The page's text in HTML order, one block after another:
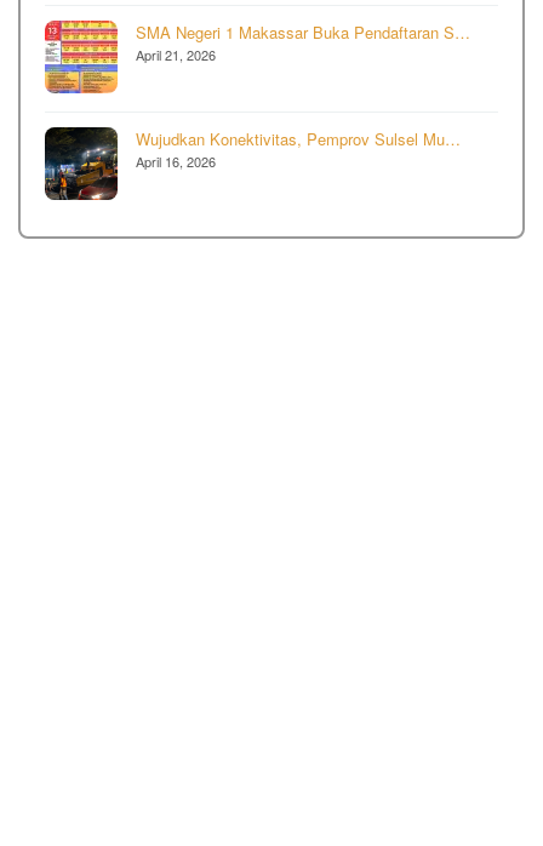
SMA Negeri 1 Makassar Buka Pendaftaran S…
April 21, 2026
Wujudkan Konektivitas, Pemprov Sulsel Mu…
April 16, 2026